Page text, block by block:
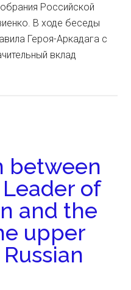
Российской
В ходе беседы
Героя-Аркадага с
вклад
between
of
and the
upper